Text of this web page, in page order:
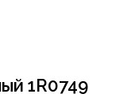
1R0749